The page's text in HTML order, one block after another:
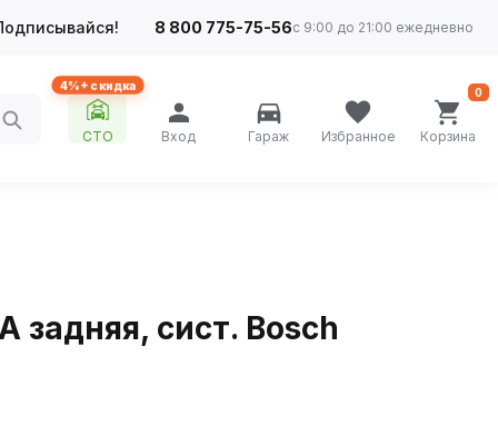
8 800 775-75-56с 9:00 до 21:00 ежедневно
4%+ скидка
СТО Вход Гараж Избранное Корзина
0
задняя, сист. Bosch